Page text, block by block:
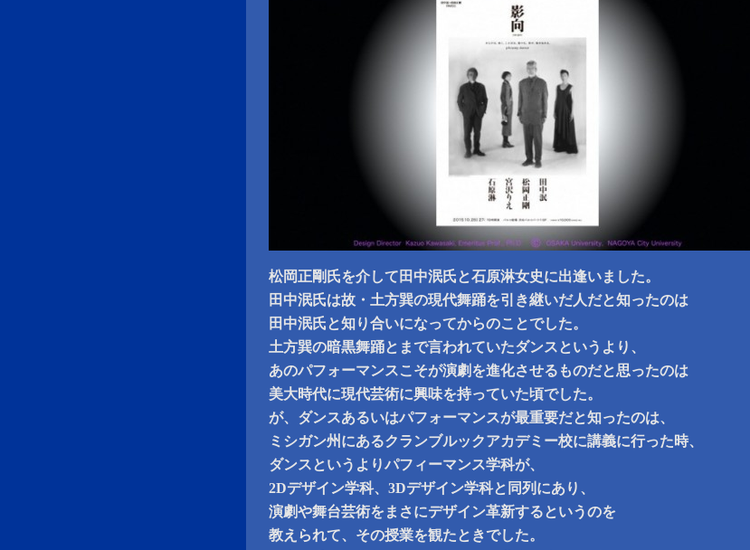
松岡正剛氏を介して田中泯氏と石原淋女史に出逢いました。
田中泯氏は故・土方巽の現代舞踊を引き継いだ人だと知ったのは
田中泯氏と知り合いになってからのことでした。
土方巽の暗黒舞踊とまで言われていたダンスというより、
あのパフォーマンスこそが演劇を進化させるものだと思ったのは
美大時代に現代芸術に興味を持っていた頃でした。
が、ダンスあるいはパフォーマンスが最重要だと知ったのは、
ミシガン州にあるクランブルックアカデミー校に講義に行った時、
ダンスというよりパフィーマンス学科が、
2Dデザイン学科、3Dデザイン学科と同列にあり、
演劇や舞台芸術をまさにデザイン革新するというのを
教えられて、その授業を観たときでした。